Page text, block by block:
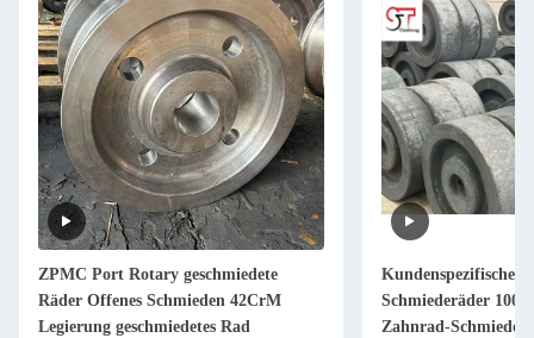
ZPMC Port Rotary geschmiedete
Räder Offenes Schmieden 42CrM
Legierung geschmiedetes Rad
Kundenspezifische
Schmiederäder 100
Zahnrad-